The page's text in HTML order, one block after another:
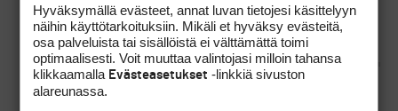
suoraan täällä???? Meneekö
näin.
Hyväksymällä evästeet, annat luvan tietojesi käsittelyyn
näihin käyttötarkoituksiin. Mikäli et hyväksy evästeitä,
osa palveluista tai sisällöistä ei välttämättä toimi
optimaalisesti. Voit muuttaa valintojasi milloin tahansa
klikkaamalla Evästeasetukset -linkkiä sivuston
alareunassa.